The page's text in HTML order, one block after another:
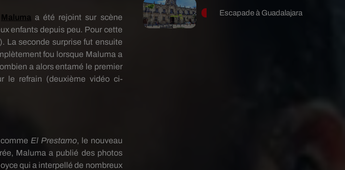
Maluma a été rejoint sur scène
enfants depuis peu. Pour cette
. La seconde surprise fut ensuite
fou lorsque Maluma a
a alors entamé le premier
le refrain (deuxième vidéo ci-
El Prestamo, le nouveau
Maluma a publié des photos
qui a interpellé de nombreux
Escapade à Guadalajara